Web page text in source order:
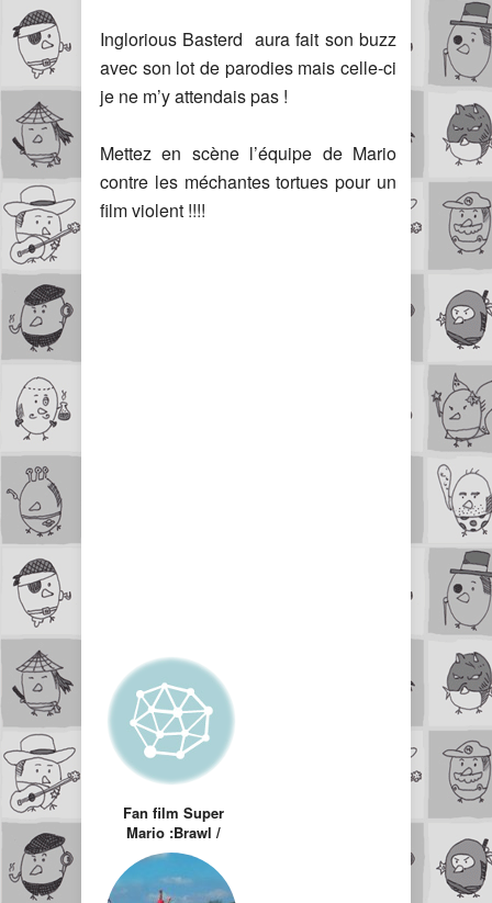
Inglorious Basterd aura fait son buzz
avec son lot de parodies mais celle-ci
je ne m’y attendais pas !
Mettez en scène l’équipe de Mario
contre les méchantes tortues pour un
film violent !!!!
Fan film Super
Mario :Brawl /
Twilight Run